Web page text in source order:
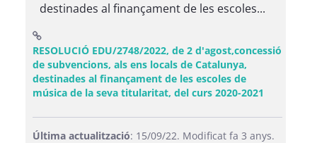
destinades al finançament de les escoles...
RESOLUCIÓ EDU/2748/2022, de 2 d'agost,concessió
de subvencions, als ens locals de Catalunya,
destinades al finançament de les escoles de
música de la seva titularitat, del curs 2020-2021
Última actualització: 15/09/22. Modificat fa 3 anys.